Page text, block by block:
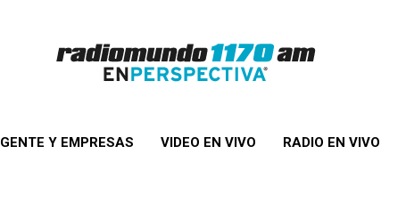
GENTE Y EMPRESAS VIDEO EN VIVO RADIO EN VIVO